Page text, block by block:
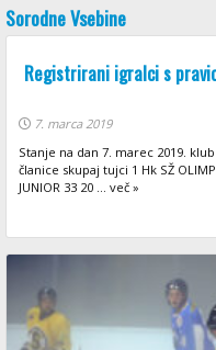
Sorodne Vsebine
Registrirani igralci s
7. marca 2019
Stanje na dan 7. marec 2019.
članice skupaj tujci 1 Hk SŽ
JUNIOR 33 20 ... več »